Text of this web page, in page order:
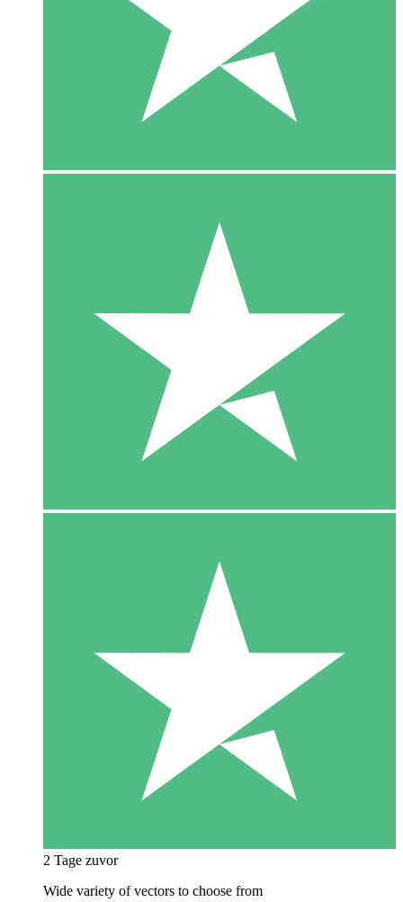
2 Tage zuvor
Wide variety of vectors to choose from